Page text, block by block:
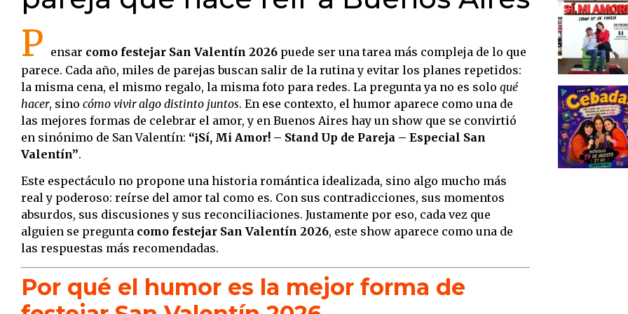
P ensar como festejar San Valentín 2026 puede ser una tarea más compleja de lo que
parece. Cada año, miles de parejas buscan salir de la rutina y evitar los planes repetidos:
la misma cena, el mismo regalo, la misma foto para redes. La pregunta ya no es solo qué
hacer, sino cómo vivir algo distinto juntos. En ese contexto, el humor aparece como una de
las mejores formas de celebrar el amor, y en Buenos Aires hay un show que se convirtió
en sinónimo de San Valentín: “¡Sí, Mi Amor! – Stand Up de Pareja – Especial San
Valentín”.
Este espectáculo no propone una historia romántica idealizada, sino algo mucho más
real y poderoso: reírse del amor tal como es. Con sus contradicciones, sus momentos
absurdos, sus discusiones y sus reconciliaciones. Justamente por eso, cada vez que
alguien se pregunta como festejar San Valentín 2026, este show aparece como una de
las respuestas más recomendadas.
Por qué el humor es la mejor forma de
La
Por
Una
reales